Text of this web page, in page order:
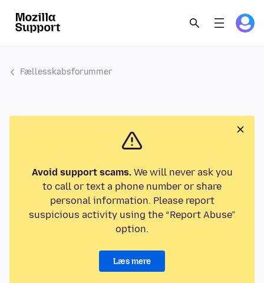
Fællesskabsforummer
Avoid support scams.We will never ask you
to call or text a phone number or share
personal information. Please report
suspicious activity using the “Report Abuse”
option.
Læs mere